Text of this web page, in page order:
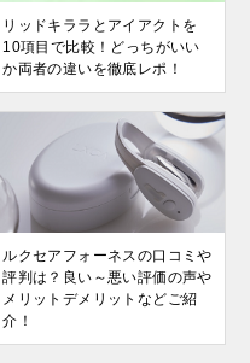
リッドキララとアイアクトを
10項目で比較！どっちがいい
か両者の違いを徹底レポ！
ルクセアフォーネスの口コミや
評判は？良い～悪い評価の声や
メリットデメリットなどご紹
介！